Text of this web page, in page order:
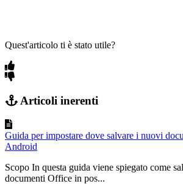
Quest'articolo ti è stato utile?
Articoli inerenti
Guida per impostare dove salvare i nuovi
Android
Scopo In questa guida viene spiegato come
documenti Office in pos...